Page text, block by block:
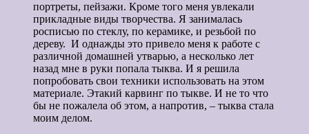
портреты, пейзажи. Кроме того меня увлекали
прикладные виды творчества. Я занималась
росписью по стеклу, по керамике, и резьбой по
дереву. И однажды это привело меня к работе с
различной домашней утварью, а несколько лет
назад мне в руки попала тыква. И я решила
попробовать свои техники использовать на этом
материале. Этакий карвинг по тыкве. И не то что
бы не пожалела об этом, а напротив, – тыква стала
моим делом.